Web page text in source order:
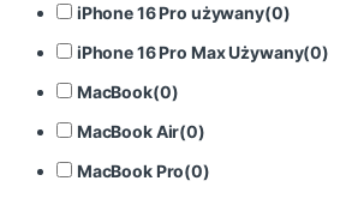
iPhone 16 Pro używany(0)
iPhone 16 Pro Max Używany(0)
MacBook(0)
MacBook Air(0)
MacBook Pro(0)